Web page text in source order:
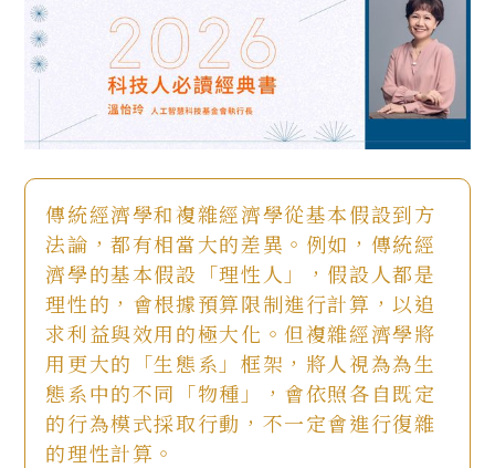
傳統經濟學和複雜經濟學從基本假設到方
法論，都有相當大的差異。例如，傳統經
濟學的基本假設「理性人」，假設人都是
理性的，會根據預算限制進行計算，以追
求利益與效用的極大化。但複雜經濟學將
用更大的「生態系」框架，將人視為為生
態系中的不同「物種」，會依照各自既定
的行為模式採取行動，不一定會進行復雜
的理性計算。